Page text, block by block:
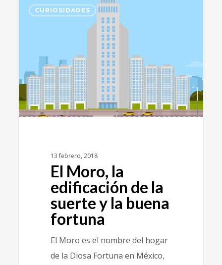
CURIOSIDADES
13 febrero, 2018
El Moro, la
edificación de la
suerte y la buena
fortuna
El Moro es el nombre del hogar
de la Diosa Fortuna en México,
3